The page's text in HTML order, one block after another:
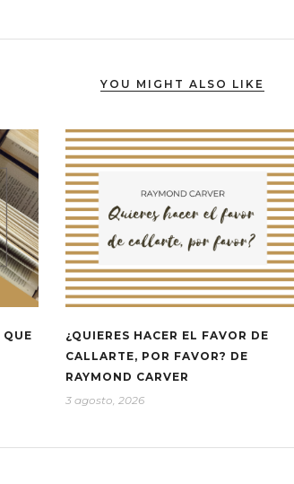
YOU MIGHT ALSO LIKE
QUE
¿QUIERES HACER EL FAVOR DE
CALLARTE, POR FAVOR? DE
RAYMOND CARVER
3 agosto, 2026